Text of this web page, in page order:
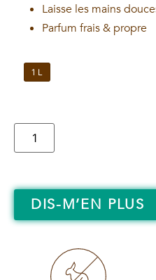
Laisse les mains
Parfum frais & propre
1 L
DIS-M’EN PLUS